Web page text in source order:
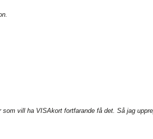
vill ha VISAkort fortfarande få det. Så jag